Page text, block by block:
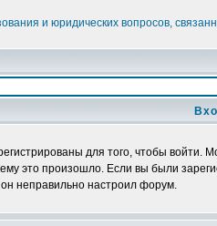
и юридических вопросов,
для того, чтобы войти.
это произошло. Если вы были
неправильно настроил форум.